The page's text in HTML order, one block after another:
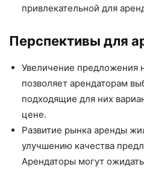
привлекательной для
Перспективы для
Увеличение предложения
позволяет арендаторам
подходящие для них
цене.
Развитие рынка аренды
улучшению качества
Арендаторы могут